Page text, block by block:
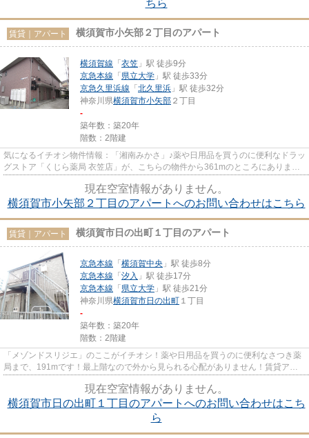
ちら
賃貸｜アパート 横須賀市小矢部２丁目のアパート
横須賀線 「 衣笠 」駅 徒歩9分
京急本線 「 県立大学 」駅 徒歩33分
京急久里浜線 「 北久里浜 」駅 徒歩32分
神奈川県横須賀市小矢部 ２丁目
-
築年数：築20年
階数：2階建
気になるイチオシ物件情報：「湘南みかさ」♪薬や日用品を買うのに便利なドラッ
グストア「くじら薬局 衣笠店」が、こちらの物件から361mのところにあります♪
現在空室情報がありません。
横須賀市小矢部２丁目のアパートへのお問い合わせはこちら
賃貸｜アパート 横須賀市日の出町１丁目のアパート
京急本線 「 横須賀中央 」駅 徒歩8分
京急本線 「 汐入 」駅 徒歩17分
京急本線 「 県立大学 」駅 徒歩21分
神奈川県横須賀市日の出町 １丁目
-
築年数：築20年
階数：2階建
「メゾンドスリジエ」のここがイチオシ！薬や日用品を買うのに便利なさつき薬
局まで、191mです！最上階なので外から見られる心配がありません！賃貸アパ
現在空室情報がありません。
横須賀市日の出町１丁目のアパートへのお問い合わせはこち
ら